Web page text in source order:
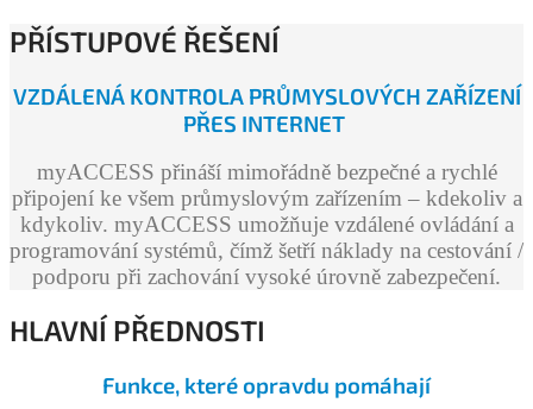
PŘÍSTUPOVÉ ŘEŠENÍ
VZDÁLENÁ KONTROLA PRŮMYSLOVÝCH ZAŘÍZENÍ
PŘES INTERNET
myACCESS přináší mimořádně bezpečné a rychlé
připojení ke všem průmyslovým zařízením – kdekoliv a
kdykoliv. myACCESS umožňuje vzdálené ovládání a
programování systémů, čímž šetří náklady na cestování /
podporu při zachování vysoké úrovně zabezpečení.
HLAVNÍ PŘEDNOSTI
Funkce, které opravdu pomáhají